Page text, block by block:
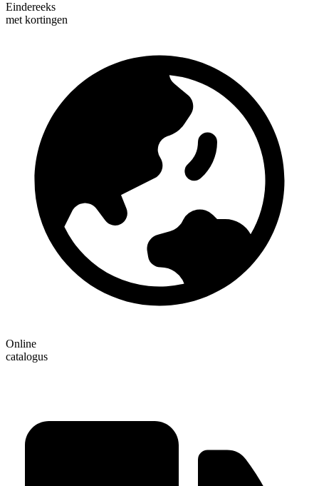
Eindereeks
met kortingen
Online
catalogus